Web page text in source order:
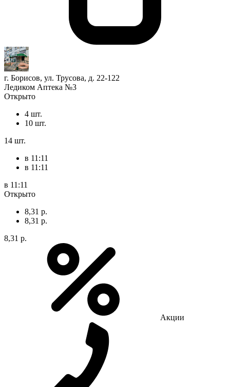
г. Борисов, ул. Трусова, д. 22-122
Ледиком Аптека №3
Открыто
4 шт.
10 шт.
14 шт.
в 11:11
в 11:11
в 11:11
Открыто
8,31 р.
8,31 р.
8,31 р.
Акции